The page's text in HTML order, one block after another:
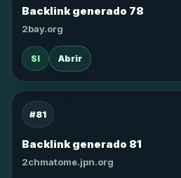
Backlink generado 78
2bay.org
SI Abrir
#81
Backlink generado 81
2chmatome.jpn.org